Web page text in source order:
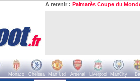
A retenir : Palmarès Coupe du
Monaco Chelsea Man Utd Arsenal Liverpool ManCity